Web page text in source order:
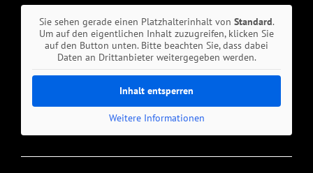
Sie sehen gerade einen Platzhalterinhalt von Standard.
Um auf den eigentlichen Inhalt zuzugreifen, klicken Sie
auf den Button unten. Bitte beachten Sie, dass dabei
Daten an Drittanbieter weitergegeben werden.
Inhalt entsperren
Weitere Informationen